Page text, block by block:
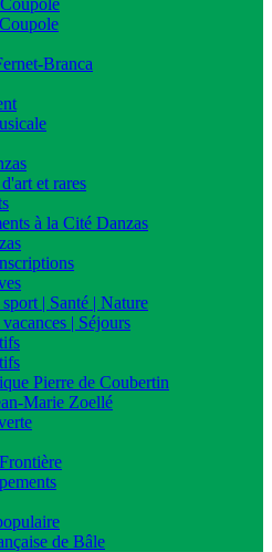
Branca
et rares
à la Cité Danzas
| Santé | Nature
| Séjours
Pierre de Coubertin
Marie Zoellé
de Bâle